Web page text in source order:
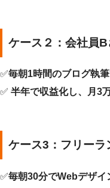
ケース２：会社員B
✅毎朝1時間のブログ執
✅ 半年で収益化し、月3
ケース3：フリーラ
✅毎朝30分でWebデザイ